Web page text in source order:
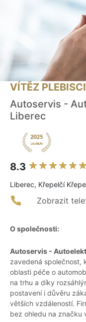
VÍTĚZ
Autoservis -
Liberec
8.3
Liberec, Křepelčí
Zobrazit
O společnosti:
Autoservis -
zavedená společnost,
oblasti péče o
na trhu a díky
postavení i důvěru
větších vzdáleností.
bez ohledu na značku